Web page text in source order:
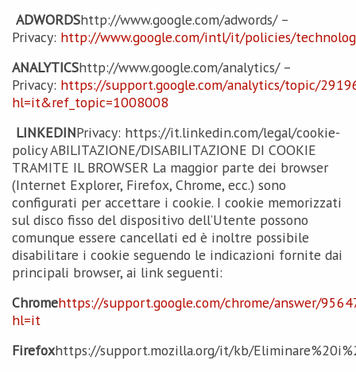
ADWORDShttp://www.google.com/adwords/ –
Privacy: http://www.google.com/intl/it/policies/
ANALYTICShttp://www.google.com/analytics/ –
Privacy: https://support.google.com/analytics/topic/
hl=it&ref_topic=1008008
LINKEDINPrivacy: https://it.linkedin.com/legal/cookie-
policy ABILITAZIONE/DISABILITAZIONE DI COOKIE
TRAMITE IL BROWSER La maggior parte dei browser
(Internet Explorer, Firefox, Chrome, ecc.) sono
configurati per accettare i cookie. I cookie memorizzati
sul disco fisso del dispositivo dell’Utente possono
comunque essere cancellati ed è inoltre possibile
disabilitare i cookie seguendo le indicazioni fornite dai
principali browser, ai link seguenti:
Chromehttps://support.google.com/chrome/answer/
hl=it
Firefoxhttps://support.mozilla.org/it/kb/